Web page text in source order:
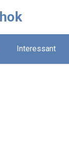
Interessant